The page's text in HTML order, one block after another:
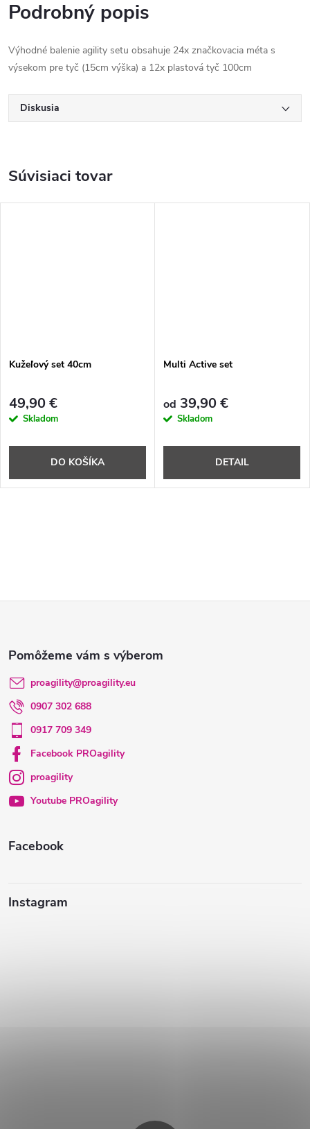
Podrobný popis
Výhodné balenie agility setu obsahuje 24x značkovacia méta s
výsekom pre tyč (15cm výška) a 12x plastová tyč 100cm
Diskusia
Súvisiaci tovar
Kužeľový set 40cm
49,90 €
Skladom
DO KOŠÍKA
Multi Active set
od 39,90 €
Skladom
DETAIL
á
p
ä
Facebook
Instagram
proagility@proagility.eu
0907 302 688
0917 709 349
Facebook PROagility
proagility
Youtube PROagility